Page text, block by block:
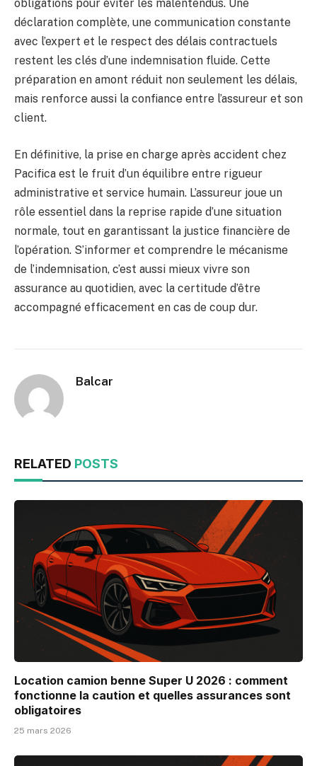
obligations pour éviter les malentendus. Une
déclaration complète, une communication constante
avec l’expert et le respect des délais contractuels
restent les clés d’une indemnisation fluide. Cette
préparation en amont réduit non seulement les délais,
mais renforce aussi la confiance entre l’assureur et son
client.
En définitive, la prise en charge après accident chez
Pacifica est le fruit d’un équilibre entre rigueur
administrative et service humain. L’assureur joue un
rôle essentiel dans la reprise rapide d’une situation
normale, tout en garantissant la justice financière de
l’opération. S’informer et comprendre le mécanisme
de l’indemnisation, c’est aussi mieux vivre son
assurance au quotidien, avec la certitude d’être
accompagné efficacement en cas de coup dur.
Balcar
RELATED POSTS
Location camion benne Super U 2026 : comment
fonctionne la caution et quelles assurances sont
obligatoires
25 mars 2026